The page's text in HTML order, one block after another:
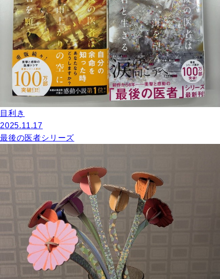
目利き
2025.11.17
最後の医者シリーズ